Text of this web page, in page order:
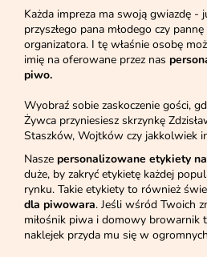
Każda impreza ma swoją gwiazdę -
przyszłego pana młodego czy
organizatora. I tę właśnie osobę
imię na oferowane przez nas p
piwo.
Wyobraź sobie zaskoczenie gości,
Żywca przyniesiesz skrzynkę
Staszków, Wojtków czy jakkolwiek
Nasze personalizowane etykiety
duże, by zakryć etykietę każdej
rynku. Takie etykiety to również
dla piwowara. Jeśli wśród Twoich
miłośnik piwa i domowy browarnik
naklejek przyda mu się w